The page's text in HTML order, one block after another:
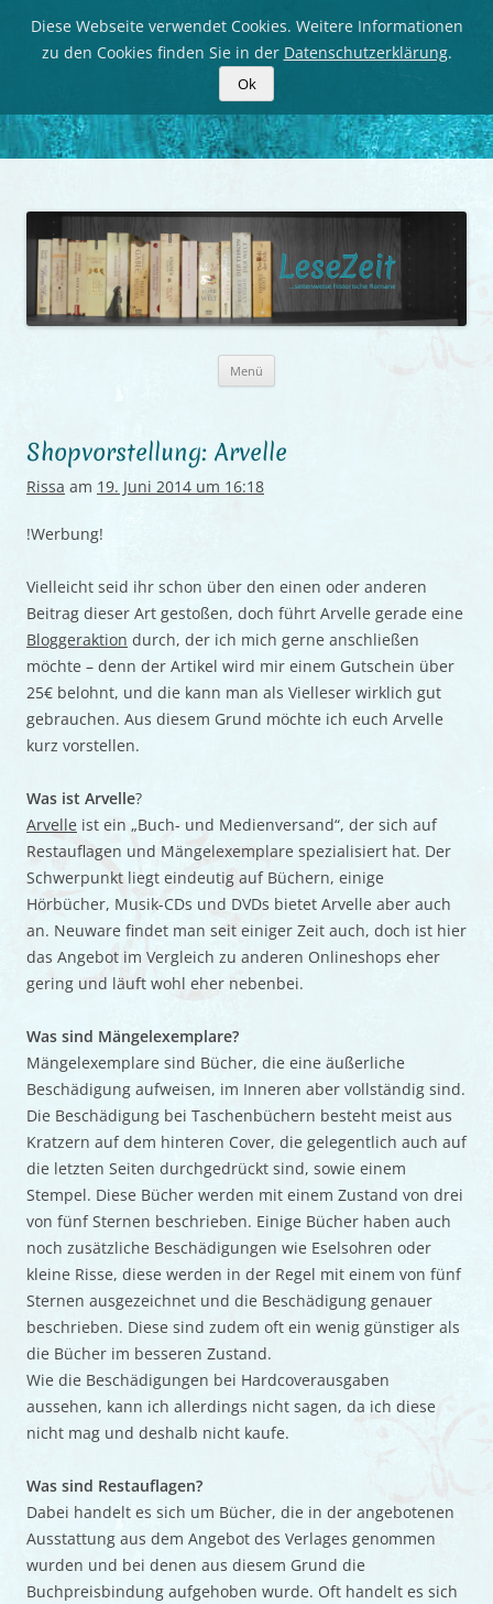
LeseZeit
Menü
Shopvorstellung: Arvelle
Rissa am 19. Juni 2014 um 16:18
!Werbung!
Vielleicht seid ihr schon über den einen oder anderen
Beitrag dieser Art gestoßen, doch führt Arvelle gerade eine
Bloggeraktion durch, der ich mich gerne anschließen
möchte – denn der Artikel wird mir einem Gutschein über
25€ belohnt, und die kann man als Vielleser wirklich gut
gebrauchen. Aus diesem Grund möchte ich euch Arvelle
kurz vorstellen.
Was ist Arvelle?
Arvelle ist ein „Buch- und Medienversand“, der sich auf
Restauflagen und Mängelexemplare spezialisiert hat. Der
Schwerpunkt liegt eindeutig auf Büchern, einige
Hörbücher, Musik-CDs und DVDs bietet Arvelle aber auch
an. Neuware findet man seit einiger Zeit auch, doch ist hier
das Angebot im Vergleich zu anderen Onlineshops eher
gering und läuft wohl eher nebenbei.
Was sind Mängelexemplare?
Mängelexemplare sind Bücher, die eine äußerliche
Beschädigung aufweisen, im Inneren aber vollständig sind.
Die Beschädigung bei Taschenbüchern besteht meist aus
Kratzern auf dem hinteren Cover, die gelegentlich auch auf
die letzten Seiten durchgedrückt sind, sowie einem
Stempel. Diese Bücher werden mit einem Zustand von drei
von fünf Sternen beschrieben. Einige Bücher haben auch
noch zusätzliche Beschädigungen wie Eselsohren oder
kleine Risse, diese werden in der Regel mit einem von fünf
Sternen ausgezeichnet und die Beschädigung genauer
beschrieben. Diese sind zudem oft ein wenig günstiger als
die Bücher im besseren Zustand.
Wie die Beschädigungen bei Hardcoverausgaben
aussehen, kann ich allerdings nicht sagen, da ich diese
nicht mag und deshalb nicht kaufe.
Was sind Restauflagen?
Dabei handelt es sich um Bücher, die in der angebotenen
Ausstattung aus dem Angebot des Verlages genommen
wurden und bei denen aus diesem Grund die
Buchpreisbindung aufgehoben wurde. Oft handelt es sich
Diese Webseite verwendet Cookies. Weitere Informationen
zu den Cookies finden Sie in der Datenschutzerklärung.
Ok